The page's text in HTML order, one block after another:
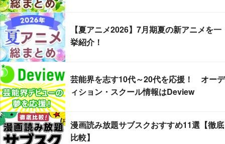
【夏アニメ2026】7月期夏の新アニメを一
挙紹介！
芸能界を志す10代～20代を応援！ オーデ
ィション・スクール情報はDeview
漫画読み放題サブスクおすすめ11選【徹底
比較】